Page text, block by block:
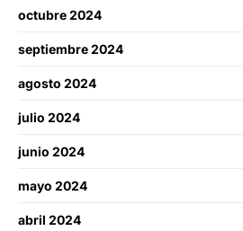
octubre 2024
septiembre 2024
agosto 2024
julio 2024
junio 2024
mayo 2024
abril 2024